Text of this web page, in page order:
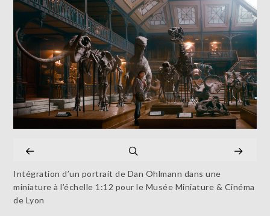
Intégration d’un portrait de Dan Ohlmann dans une
miniature à l’échelle 1:12 pour le Musée Miniature & Cinéma
de Lyon